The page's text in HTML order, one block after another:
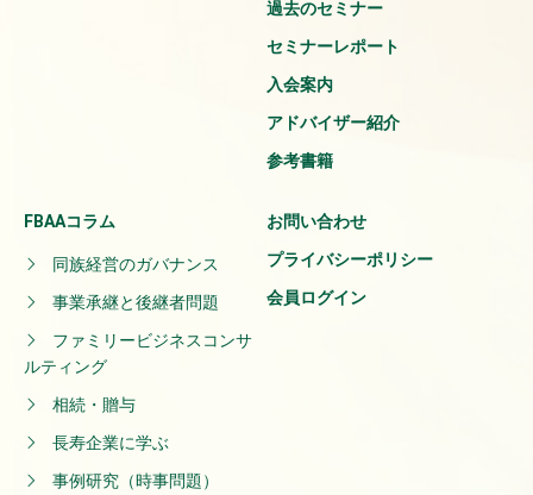
過去のセミナー
セミナーレポート
入会案内
アドバイザー紹介
参考書籍
FBAAコラム
同族経営のガバナンス
事業承継と後継者問題
ファミリービジネスコンサ
ルティング
相続・贈与
長寿企業に学ぶ
事例研究（時事問題）
お問い合わせ
プライバシーポリシー
会員ログイン